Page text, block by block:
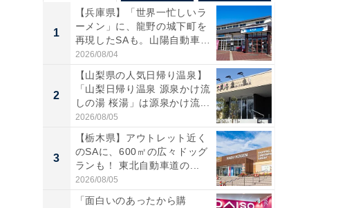
1
【兵庫県】「世界一忙しいラ
ーメン」に、龍野の城下町を
再現したSAも。山陽自動車
道...
2026/08/04
2
【山梨県の人気日帰り温泉】
「山梨日帰り温泉 源泉かけ流
しの湯 桜湯」は源泉かけ流...
2026/08/05
3
【栃木県】アウトレット近く
のSAに、600㎡の広々ドッグ
ランも！ 東北自動車道の...
2026/08/05
「面白いのあったから購